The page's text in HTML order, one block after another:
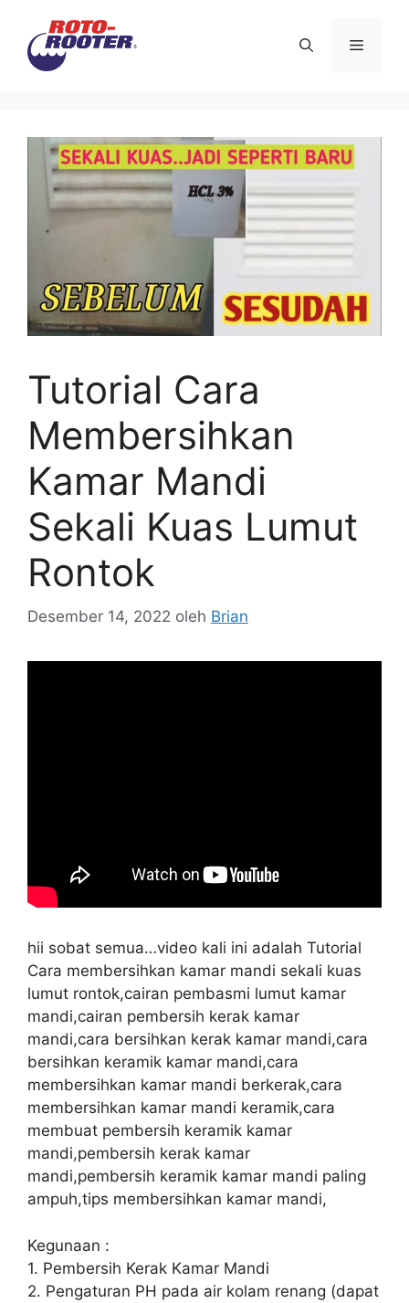
Menu
Tutorial Cara
Membersihkan
Kamar Mandi
Sekali Kuas Lumut
Rontok
Desember 14, 2022 oleh Brian
hii sobat semua…video kali ini adalah Tutorial
Cara membersihkan kamar mandi sekali kuas
lumut rontok,cairan pembasmi lumut kamar
mandi,cairan pembersih kerak kamar
mandi,cara bersihkan kerak kamar mandi,cara
bersihkan keramik kamar mandi,cara
membersihkan kamar mandi berkerak,cara
membersihkan kamar mandi keramik,cara
membuat pembersih keramik kamar
mandi,pembersih kerak kamar
mandi,pembersih keramik kamar mandi paling
ampuh,tips membersihkan kamar mandi,
Kegunaan :
1. Pembersih Kerak Kamar Mandi
2. Pengaturan PH pada air kolam renang (dapat